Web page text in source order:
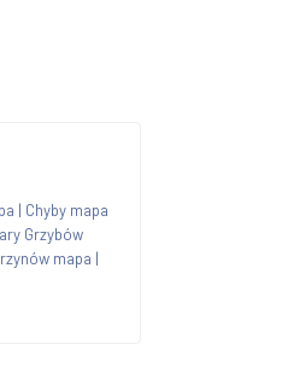
| Chyby mapa
Grzybów
mapa |